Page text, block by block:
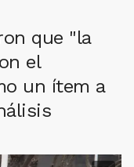
que "la
el
un ítem a